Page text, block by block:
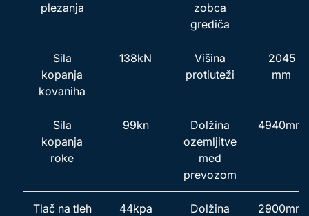
plezanja
zobca
grediča
Sila
kopanja
kovaniha
138kN
Višina
protiuteži
2045
mm
Sila
kopanja
roke
99kn
Dolžina
ozemljitve
med
prevozom
4940mm
Tlač na tleh 44kpa
Dolžina
2900mm